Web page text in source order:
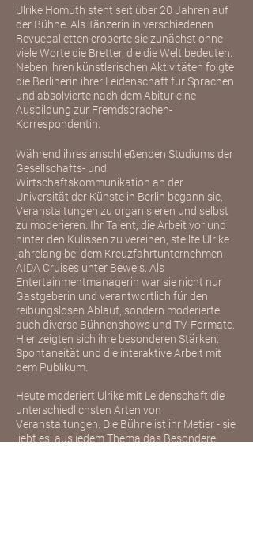
Ulrike Homuth steht seit über 20 Jahren auf
der Bühne. Als Tänzerin in verschiedenen
Revueballetten eroberte sie zunächst ohne
viele Worte die Bretter, die die Welt bedeuten.
Neben ihren künstlerischen Aktivitäten folgte
die Berlinerin ihrer Leidenschaft für Sprachen
und absolvierte nach dem Abitur eine
Ausbildung zur Fremdsprachen-
Korrespondentin.
Während ihres anschließenden Studiums der
Gesellschafts- und
Wirtschaftskommunikation an der
Universität der Künste in Berlin begann sie,
Veranstaltungen zu organisieren und selbst
zu moderieren. Ihr Talent, die Arbeit vor und
hinter den Kulissen zu vereinen, stellte Ulrike
jahrelang bei dem Kreuzfahrtunternehmen
AIDA Cruises unter Beweis. Als
Entertainmentmanagerin war sie nicht nur
Gastgeberin und verantwortlich für den
reibungslosen Ablauf, sondern moderierte
auch diverse Bühnenshows und TV-Formate.
Hier zeigten sich ihre besonderen Stärken:
Spontaneität und die interaktive Arbeit mit
dem Publikum.
Heute moderiert Ulrike mit Leidenschaft die
unterschiedlichsten Arten von
Veranstaltungen. Die Bühne ist ihr Metier - sie
liebt es, aus jedem Thema das Besondere